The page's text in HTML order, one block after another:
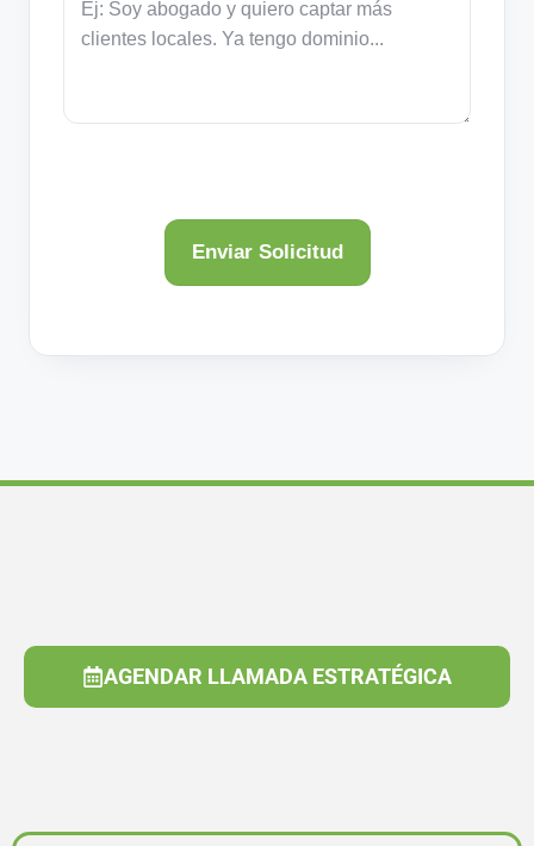
AGENDAR LLAMADA ESTRATÉGICA